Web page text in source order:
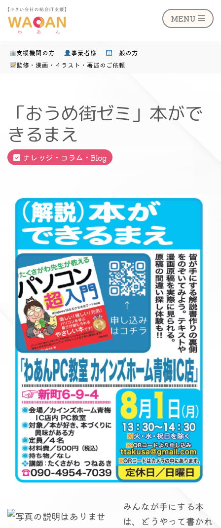
コ
ツ
へ
ス
プ
MENU
支援機関の方 事業者様
一般の方
監修・漫画・イラスト・著述のご依頼
「おうめ街ゼミ」本がで
きるまえ
ナレッジ・コラム・Blog
みんなが手にする本
は、どうやって書かれ